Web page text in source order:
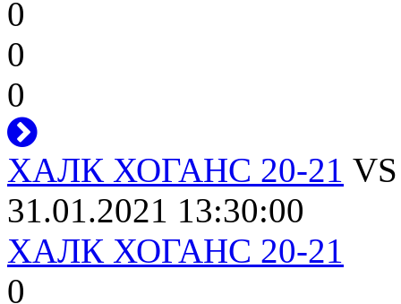
0
0
0
ХАЛК ХОГАНС 20-21
31.01.2021 13:30:00
ХАЛК ХОГАНС 20-21
0